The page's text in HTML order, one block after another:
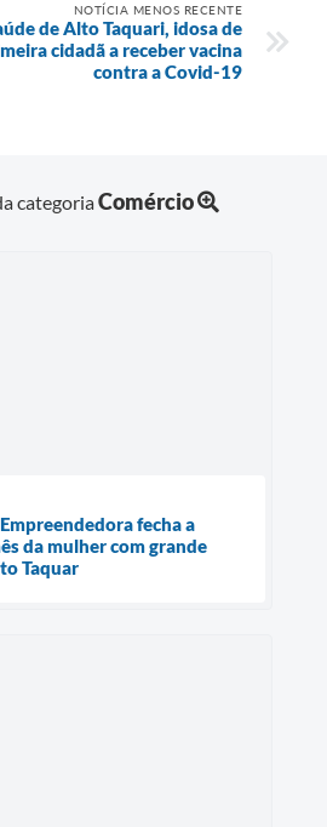
NOTÍCIA MENOS RECENTE
de Alto Taquari, idosa de
cidadã a receber vacina
contra a Covid-19
categoriaComércio
fecha a
da mulher com grande
Taquar